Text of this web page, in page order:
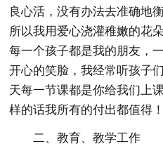
良心活，没有办法去准确地
所以我用爱心浇灌稚嫩的花
每一个孩子都是我的朋友，
开心的笑脸，我经常听孩子
天每一节课都是你给我们上
样的话我所有的付出都值得！
二、教育、教学工作